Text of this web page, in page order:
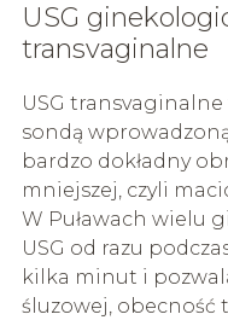
USG
transvaginalne
USG
sondą
bardzo dokładny
mniejszej, czyli
W Puławach wielu
USG od razu
kilka minut i
śluzowej, obecność